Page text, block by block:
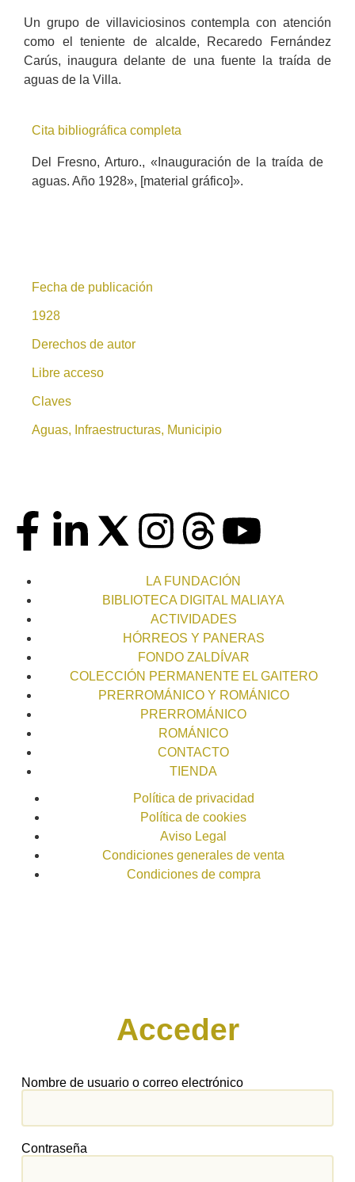
Un grupo de villaviciosinos contempla con atención
como el teniente de alcalde, Recaredo Fernández
Carús, inaugura delante de una fuente la traída de
aguas de la Villa.
Cita bibliográfica completa
Del Fresno, Arturo., «Inauguración de la traída de
aguas. Año 1928», [material gráfico]».
Fecha de publicación
1928
Derechos de autor
Libre acceso
Claves
Aguas, Infraestructuras, Municipio
LA FUNDACIÓN
BIBLIOTECA DIGITAL MALIAYA
ACTIVIDADES
HÓRREOS Y PANERAS
FONDO ZALDÍVAR
COLECCIÓN PERMANENTE EL GAITERO
PRERROMÁNICO Y ROMÁNICO
PRERROMÁNICO
ROMÁNICO
CONTACTO
TIENDA
Política de privacidad
Política de cookies
Aviso Legal
Condiciones generales de venta
Condiciones de compra
Acceder
Nombre de usuario o correo electrónico
Contraseña